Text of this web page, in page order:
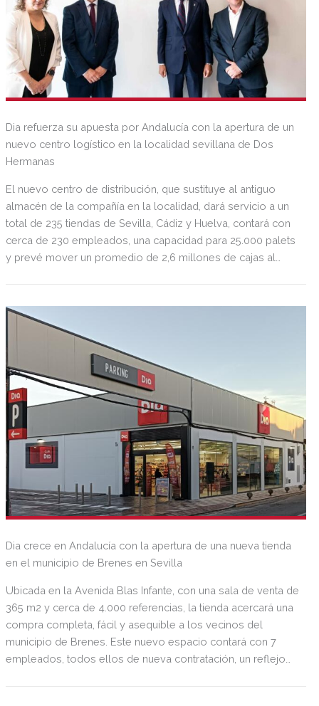
Dia refuerza su apuesta por Andalucía con la apertura de un
nuevo centro logístico en la localidad sevillana de Dos
Hermanas
El nuevo centro de distribución, que sustituye al antiguo
almacén de la compañía en la localidad, dará servicio a un
total de 235 tiendas de Sevilla, Cádiz y Huelva, contará con
cerca de 230 empleados, una capacidad para 25.000 palets
y prevé mover un promedio de 2,6 millones de cajas al
Dia crece en Andalucía con la apertura de una nueva tienda
en el municipio de Brenes en Sevilla
Ubicada en la Avenida Blas Infante, con una sala de venta de
365 m2 y cerca de 4.000 referencias, la tienda acercará una
compra completa, fácil y asequible a los vecinos del
municipio de Brenes. Este nuevo espacio contará con 7
empleados, todos ellos de nueva contratación, un reflejo